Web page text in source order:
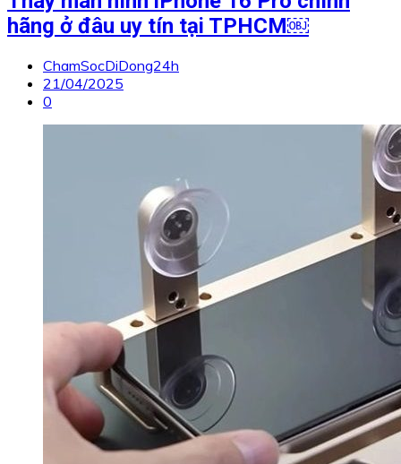
hãng ở đâu uy tín tại TPHCM￼
ChamSocDiDong24h
21/04/2025
0